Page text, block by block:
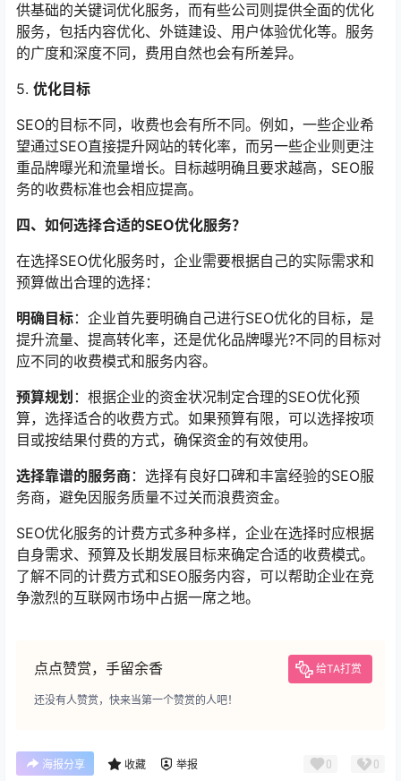
供基础的关键词优化服务，而有些公司则提供全面的优化
服务，包括内容优化、外链建设、用户体验优化等。服务
的广度和深度不同，费用自然也会有所差异。
5. 优化目标
SEO的目标不同，收费也会有所不同。例如，一些企业希
望通过SEO直接提升网站的转化率，而另一些企业则更注
重品牌曝光和流量增长。目标越明确且要求越高，SEO服
务的收费标准也会相应提高。
四、如何选择合适的SEO优化服务？
在选择SEO优化服务时，企业需要根据自己的实际需求和
预算做出合理的选择：
明确目标：企业首先要明确自己进行SEO优化的目标，是
提升流量、提高转化率，还是优化品牌曝光?不同的目标对
应不同的收费模式和服务内容。
预算规划 ：根据企业的资金状况制定合理的SEO优化预
算，选择适合的收费方式。如果预算有限，可以选择按项
目或按结果付费的方式，确保资金的有效使用。
选择靠谱的服务商：选择有良好口碑和丰富经验的SEO服
务商，避免因服务质量不过关而浪费资金。
SEO优化服务的计费方式多种多样，企业在选择时应根据
自身需求、预算及长期发展目标来确定合适的收费模式。
了解不同的计费方式和SEO服务内容，可以帮助企业在竞
争激烈的互联网市场中占据一席之地。
点点赞赏，手留余香 给TA打赏
还没有人赞赏，快来当第一个赞赏的人吧！
海报分享 收藏 举报 0 0